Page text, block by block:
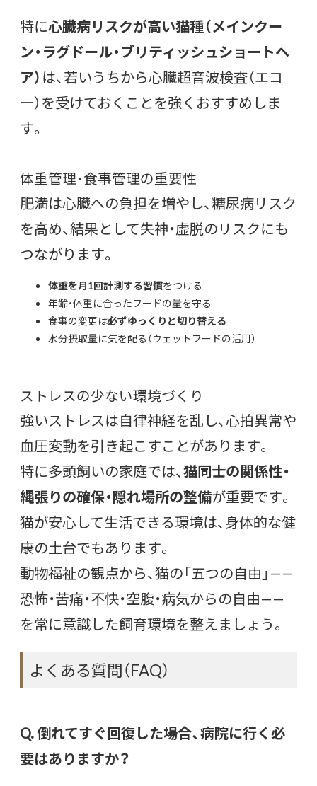
特に心臓病リスクが高い猫種（メインクー
ン・ラグドール・ブリティッシュショートヘ
ア） は、若いうちから心臓超音波検査（エコ
ー）を受けておくことを強くおすすめしま
す。
体重管理・食事管理の重要性
肥満は心臓への負担を増やし、糖尿病リスク
を高め、結果として失神・虚脱のリスクにも
つながります。
体重を月1回計測する習慣をつける
年齢・体重に合ったフードの量を守る
食事の変更は必ずゆっくりと切り替える
水分摂取量に気を配る（ウェットフードの活用）
ストレスの少ない環境づくり
強いストレスは自律神経を乱し、心拍異常や
血圧変動を引き起こすことがあります。
特に多頭飼いの家庭では、猫同士の関係性・
縄張りの確保・隠れ場所の整備が重要です。
猫が安心して生活できる環境は、身体的な健
康の土台でもあります。
動物福祉の観点から、猫の「五つの自由」——
恐怖・苦痛・不快・空腹・病気からの自由——
を常に意識した飼育環境を整えましょう。
よくある質問（FAQ）
Q. 倒れてすぐ回復した場合、病院に行く必
要はありますか？